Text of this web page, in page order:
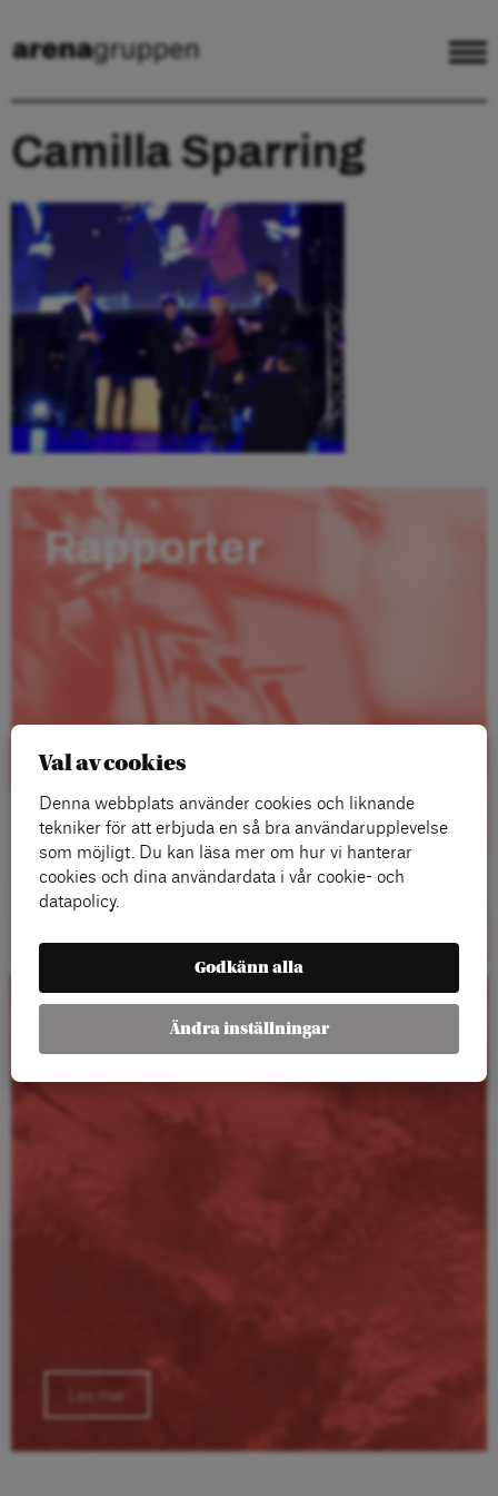
Camilla Sparring
Rapporter
Läs mer
Kalender
Läs mer
Val av cookies
Denna webbplats använder cookies och liknande
tekniker för att erbjuda en så bra användarupplevelse
som möjligt. Du kan läsa mer om hur vi hanterar
cookies och dina användardata i vår cookie- och
datapolicy.
Godkänn alla
Ändra inställningar